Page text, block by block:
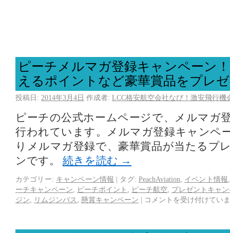
ピーチメルマガ登録キャンペーン
えるポイントなど豪華賞品をプレ
投稿日: 2014年3月4日 作成者: LCC格安航空会社なび！激安飛行機
ピーチの公式ホームページで、メルマガ
行われています。メルマガ登録キャンペ
りメルマガ登録で、豪華賞品が当たるプ
ンです。 続きを読む →
カテゴリー: キャンペーン情報 | タグ: PeachAviation イベント情報
ーチキャンペーン
ピーチポイント ピーチ航空
プレゼントキャ
ジン
リムジンバス 懸賞キャンペーン | コメントを受け付けてい